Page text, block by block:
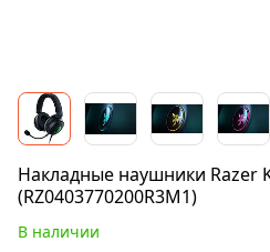
Накладные наушники Razer
(RZ0403770200R3M1)
В наличии